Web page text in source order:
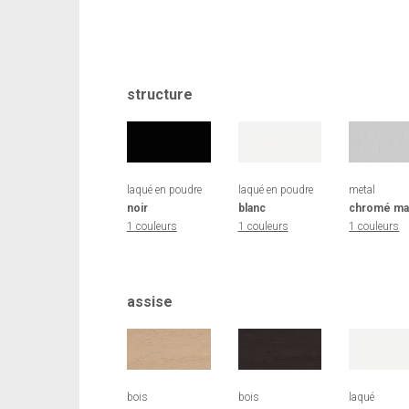
structure
laqué en poudre
noir
1 couleurs
laqué en poudre
blanc
1 couleurs
metal
chromé
1 couleurs
assise
bois
bois
laqué